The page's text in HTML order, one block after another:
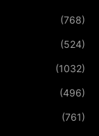
(768)
(524)
(1032)
(496)
(761)